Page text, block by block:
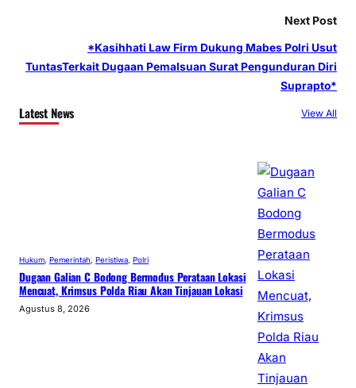
Next Post
*Kasihhati Law Firm Dukung Mabes Polri Usut
TuntasTerkait Dugaan Pemalsuan Surat Pengunduran Diri
Suprapto*
Latest News View All
Hukum, Pemerintah, Peristiwa, Polri
Dugaan Galian C Bodong Bermodus Perataan Lokasi
Mencuat, Krimsus Polda Riau Akan Tinjauan Lokasi
Agustus 8, 2026